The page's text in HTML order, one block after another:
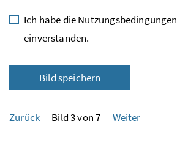
Ich habe dieNutzungsbedingungen
einverstanden.
Bild speichern
Zurück Bild 3 von 7 Weiter